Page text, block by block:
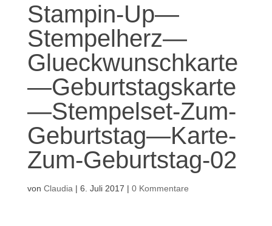
Stampin-Up—
Stempelherz—
Glueckwunschkarte
—Geburtstagskarte
—Stempelset-Zum-
Geburtstag—Karte-
Zum-Geburtstag-02
von Claudia | 6. Juli 2017 | 0 Kommentare